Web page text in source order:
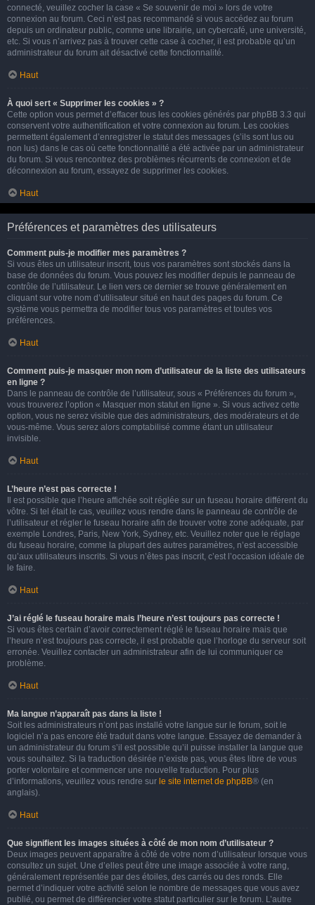
connecté, veuillez cocher la case « Se souvenir de moi » lors de votre
connexion au forum. Ceci n’est pas recommandé si vous accédez au forum
depuis un ordinateur public, comme une librairie, un cybercafé, une université,
etc. Si vous n’arrivez pas à trouver cette case à cocher, il est probable qu’un
administrateur du forum ait désactivé cette fonctionnalité.
Haut
À quoi sert « Supprimer les cookies » ?
Cette option vous permet d’effacer tous les cookies générés par phpBB 3.3 qui
conservent votre authentification et votre connexion au forum. Les cookies
permettent également d’enregistrer le statut des messages (s’ils sont lus ou
non lus) dans le cas où cette fonctionnalité a été activée par un administrateur
du forum. Si vous rencontrez des problèmes récurrents de connexion et de
déconnexion au forum, essayez de supprimer les cookies.
Haut
Préférences et paramètres des utilisateurs
Comment puis-je modifier mes paramètres ?
Si vous êtes un utilisateur inscrit, tous vos paramètres sont stockés dans la
base de données du forum. Vous pouvez les modifier depuis le panneau de
contrôle de l’utilisateur. Le lien vers ce dernier se trouve généralement en
cliquant sur votre nom d’utilisateur situé en haut des pages du forum. Ce
système vous permettra de modifier tous vos paramètres et toutes vos
préférences.
Haut
Comment puis-je masquer mon nom d’utilisateur de la liste des utilisateurs
en ligne ?
Dans le panneau de contrôle de l’utilisateur, sous « Préférences du forum »,
vous trouverez l’option « Masquer mon statut en ligne ». Si vous activez cette
option, vous ne serez visible que des administrateurs, des modérateurs et de
vous-même. Vous serez alors comptabilisé comme étant un utilisateur
invisible.
Haut
L’heure n’est pas correcte !
Il est possible que l’heure affichée soit réglée sur un fuseau horaire différent du
vôtre. Si tel était le cas, veuillez vous rendre dans le panneau de contrôle de
l’utilisateur et régler le fuseau horaire afin de trouver votre zone adéquate, par
exemple Londres, Paris, New York, Sydney, etc. Veuillez noter que le réglage
du fuseau horaire, comme la plupart des autres paramètres, n’est accessible
qu’aux utilisateurs inscrits. Si vous n’êtes pas inscrit, c’est l’occasion idéale de
le faire.
Haut
J’ai réglé le fuseau horaire mais l’heure n’est toujours pas correcte !
Si vous êtes certain d’avoir correctement réglé le fuseau horaire mais que
l’heure n’est toujours pas correcte, il est probable que l’horloge du serveur soit
erronée. Veuillez contacter un administrateur afin de lui communiquer ce
problème.
Haut
Ma langue n’apparaît pas dans la liste !
Soit les administrateurs n’ont pas installé votre langue sur le forum, soit le
logiciel n’a pas encore été traduit dans votre langue. Essayez de demander à
un administrateur du forum s’il est possible qu’il puisse installer la langue que
vous souhaitez. Si la traduction désirée n’existe pas, vous êtes libre de vous
porter volontaire et commencer une nouvelle traduction. Pour plus
d’informations, veuillez vous rendre sur le site internet de phpBB® (en
anglais).
Haut
Que signifient les images situées à côté de mon nom d’utilisateur ?
Deux images peuvent apparaître à côté de votre nom d’utilisateur lorsque vous
consultez un sujet. Une d’elles peut être une image associée à votre rang,
généralement représentée par des étoiles, des carrés ou des ronds. Elle
permet d’indiquer votre activité selon le nombre de messages que vous avez
publié, ou permet de différencier votre statut particulier sur le forum. L’autre